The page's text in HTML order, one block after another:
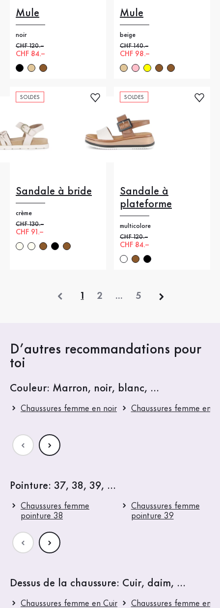
Mule
noir
Ancien prix
CHF 120.–
Nouveau prix
CHF 84.–
Mule
beige
Ancien prix
CHF 140.–
Nouveau prix
CHF 98.–
SOLDES
Sandale à bride
crème
Ancien prix
CHF 130.–
Nouveau prix
CHF 91.–
SOLDES
Sandale à
plateforme
multicolore
Ancien prix
CHF 120.–
Nouveau prix
CHF 84.–
1 2 ... 5
D’autres recommandations pour
toi
Couleur: Marron, noir, blanc, ...
Chaussures femme en noir Chaussures femme en
Pointure: 37, 38, 39, ...
Chaussures femme
pointure 38
Chaussures femme
pointure 39
Dessus de la chaussure: Cuir, daim, ...
Chaussures femme en Cuir
Chaussures femme en